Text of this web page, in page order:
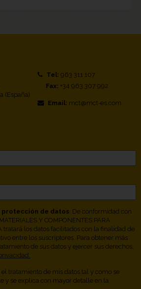
(España)
Tel: 963 311 107
Fax: +34 963 307 992
Email: mct@mct-es.com
protección de datos . De conformidad con
Y COMPONENTES PARA
tratará los datos facilitados con la finalidad de
entre los suscriptores. Para obtener más
de sus datos y ejercer sus derechos,
el tratamiento de mis datos tal y como se
y se explica con mayor detalle en la